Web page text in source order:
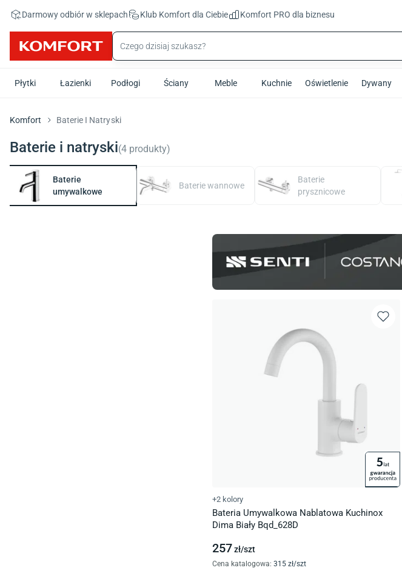
Darmowy odbiór w sklepach Klub Komfort dla Ciebie Komfort PRO dla biznesu
Płytki Łazienki Podłogi Ściany Meble Kuchnie Oświetlenie Dywany
Komfort Baterie I Natryski
Baterie i natryski(4 produkty)
Baterie
umywalkowe
Baterie wannowe
Baterie
prysznicowe
+2 kolory
Bateria Umywalkowa Nablatowa Kuchinox
Dima Biały Bqd_628D
257zł/szt
Cena katalogowa: 315 zł/szt